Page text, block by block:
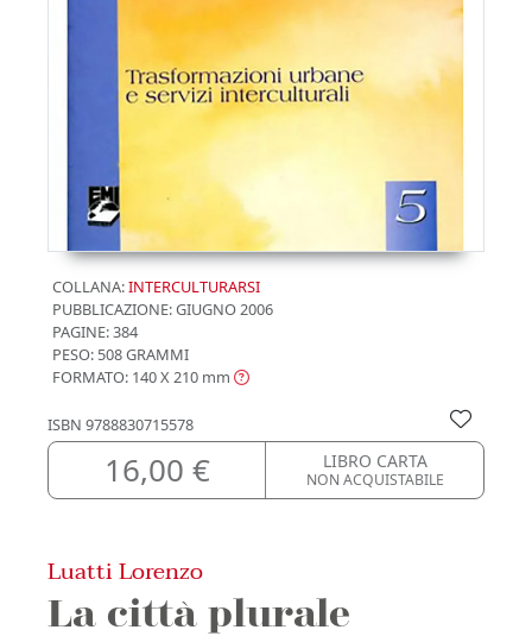
COLLANA:INTERCULTURARSI
PUBBLICAZIONE:GIUGNO 2006
PAGINE: 384
PESO: 508 GRAMMI
FORMATO: 140 X 210 mm
ISBN 9788830715578
16,00 € LIBRO CARTA
NON ACQUISTABILE
Luatti Lorenzo
La città plurale